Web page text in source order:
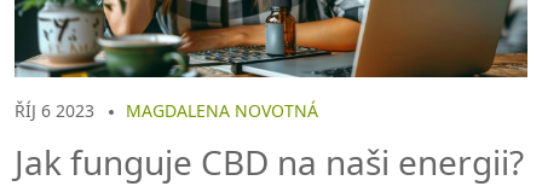
ŘÍJ 6 2023 MAGDALENA NOVOTNÁ
Jak funguje CBD na naši energii?